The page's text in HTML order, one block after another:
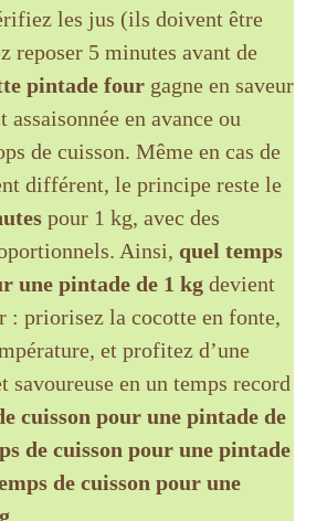
les jus (ils doivent être
reposer 5 minutes avant de
pintade four gagne en saveur
en avance ou
de cuisson. Même en cas de
différent, le principe reste le
pour 1 kg, avec des
Ainsi, quel temps
une pintade de 1 kg devient
: priorisez la cocotte en fonte,
et profitez d’une
savoureuse en un temps record
cuisson pour une pintade de
de cuisson pour une pintade
de cuisson pour une